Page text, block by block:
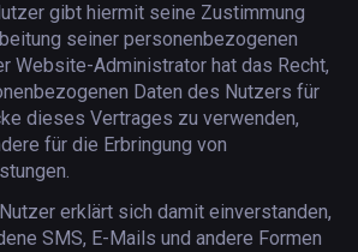
gibt hiermit seine Zustimmung
seiner personenbezogenen
Website-Administrator hat das Recht,
Daten des Nutzers für
dieses Vertrages zu verwenden,
für die Erbringung von
erklärt sich damit einverstanden,
SMS, E-Mails und andere Formen